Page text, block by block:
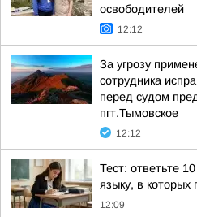
освободителей
12:12
За угрозу
сотрудника
перед судом
пгт.Тымовское
12:12
Тест: ответьте
языку, в
12:09